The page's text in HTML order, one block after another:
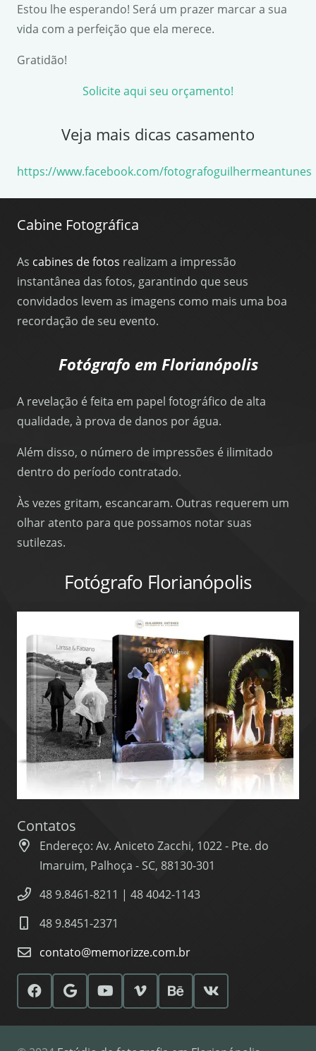
Estou lhe esperando! Será um prazer marcar a sua
vida com a perfeição que ela merece.
Gratidão!
Solicite aqui seu orçamento!
Veja mais dicas casamento
https://www.facebook.com/fotografoguilhermeantunes
Cabine Fotográfica
As cabines de fotos realizam a impressão
instantânea das fotos, garantindo que seus
convidados levem as imagens como mais uma boa
recordação de seu evento.
Fotógrafo em Florianópolis
A revelação é feita em papel fotográfico de alta
qualidade, à prova de danos por água.
Além disso, o número de impressões é ilimitado
dentro do período contratado.
Às vezes gritam, escancaram. Outras requerem um
olhar atento para que possamos notar suas
sutilezas.
Fotógrafo Florianópolis
Contatos
Endereço: Av. Aniceto Zacchi, 1022 - Pte. do
Imaruim, Palhoça - SC, 88130-301
48 9.8461-8211 | 48 4042-1143
48 9.8451-2371
contato@memorizze.com.br